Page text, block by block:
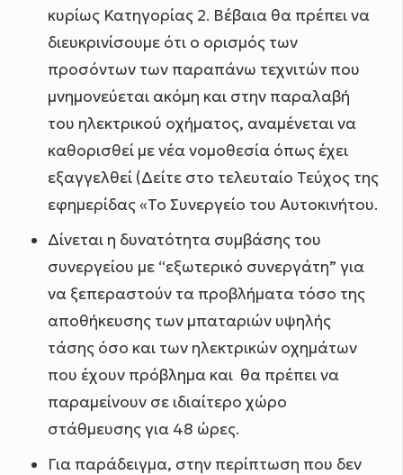
κυρίως Κατηγορίας 2. Βέβαια θα πρέπει να
διευκρινίσουμε ότι ο ορισμός των
προσόντων των παραπάνω τεχνιτών που
μνημονεύεται ακόμη και στην παραλαβή
του ηλεκτρικού οχήματος, αναμένεται να
καθορισθεί με νέα νομοθεσία όπως έχει
εξαγγελθεί (Δείτε στο τελευταίο Τεύχος της
εφημερίδας «Το Συνεργείο του Αυτοκινήτου.
Δίνεται η δυνατότητα συμβάσης του
συνεργείου με “εξωτερικό συνεργάτη” για
να ξεπεραστούν τα προβλήματα τόσο της
αποθήκευσης των μπαταριών υψηλής
τάσης όσο και των ηλεκτρικών οχημάτων
που έχουν πρόβλημα και θα πρέπει να
παραμείνουν σε ιδιαίτερο χώρο
στάθμευσης για 48 ώρες.
Για παράδειγμα, στην περίπτωση που δεν